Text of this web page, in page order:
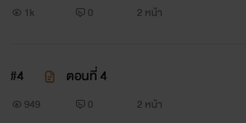
1k 0 2 หน้า
#4 ตอนที่ 4
949 0 2 หน้า